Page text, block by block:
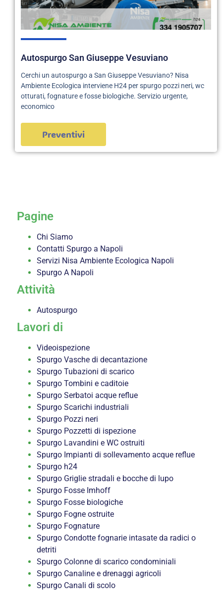
Autospurgo San Giuseppe Vesuviano
Cerchi un autospurgo a San Giuseppe Vesuviano? Nisa
Ambiente Ecologica interviene H24 per spurgo pozzi neri, wc
otturati, fognature e fosse biologiche. Servizio urgente,
economico
Preventivi
Pagine
Chi Siamo
Contatti Spurgo a Napoli
Servizi Nisa Ambiente Ecologica Napoli
Spurgo A Napoli
Attività
Autospurgo
Lavori di
Videoispezione
Spurgo Vasche di decantazione
Spurgo Tubazioni di scarico
Spurgo Tombini e caditoie
Spurgo Serbatoi acque reflue
Spurgo Scarichi industriali
Spurgo Pozzi neri
Spurgo Pozzetti di ispezione
Spurgo Lavandini e WC ostruiti
Spurgo Impianti di sollevamento acque reflue
Spurgo h24
Spurgo Griglie stradali e bocche di lupo
Spurgo Fosse Imhoff
Spurgo Fosse biologiche
Spurgo Fogne ostruite
Spurgo Fognature
Spurgo Condotte fognarie intasate da radici o
detriti
Spurgo Colonne di scarico condominiali
Spurgo Canaline e drenaggi agricoli
Spurgo Canali di scolo